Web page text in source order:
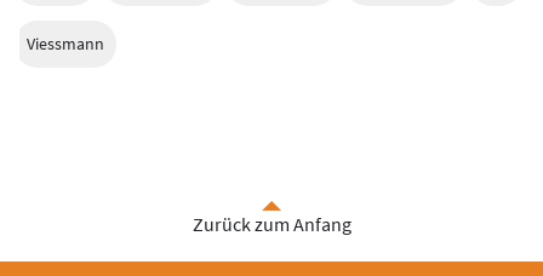
Viessmann
Zurück zum Anfang